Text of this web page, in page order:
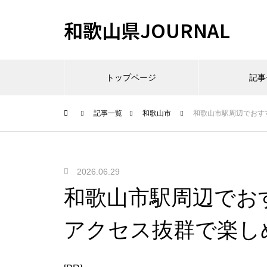
和歌山県JOURNAL
トップページ 記
記事一覧 和歌山市 和歌山市駅周辺でお
2026.06.29
和歌山市駅周辺でお
アクセス抜群で楽し